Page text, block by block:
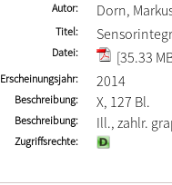
Autor Dorn,
Titel
Datei [35.33
Erscheinungsjahr 2014
Beschreibung X, 127 Bl.
Beschreibung Ill., zahlr.
Zugriffsrechte